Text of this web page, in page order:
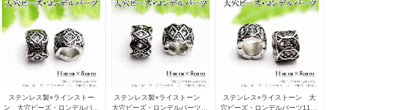
ステンレス製×ラインストー
ン 大穴ビーズ・ロンデルパー
ステンレス製×ライストーン
大穴ビーズ・ロンデルパーツ11
ステンレス×ライストーン 大
穴ビーズ・ロンデルパーツ11×8